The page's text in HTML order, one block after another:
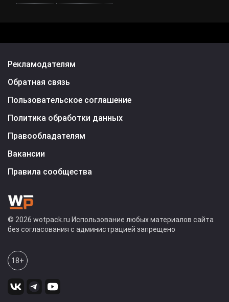
Рекламодателям
Обратная связь
Пользовательское соглашение
Политика обработки данных
Правообладателям
Вакансии
Правила сообщества
© 2026 wotpack.ru Использование любых материалов сайта
без согласования с администрацией запрещено
18+